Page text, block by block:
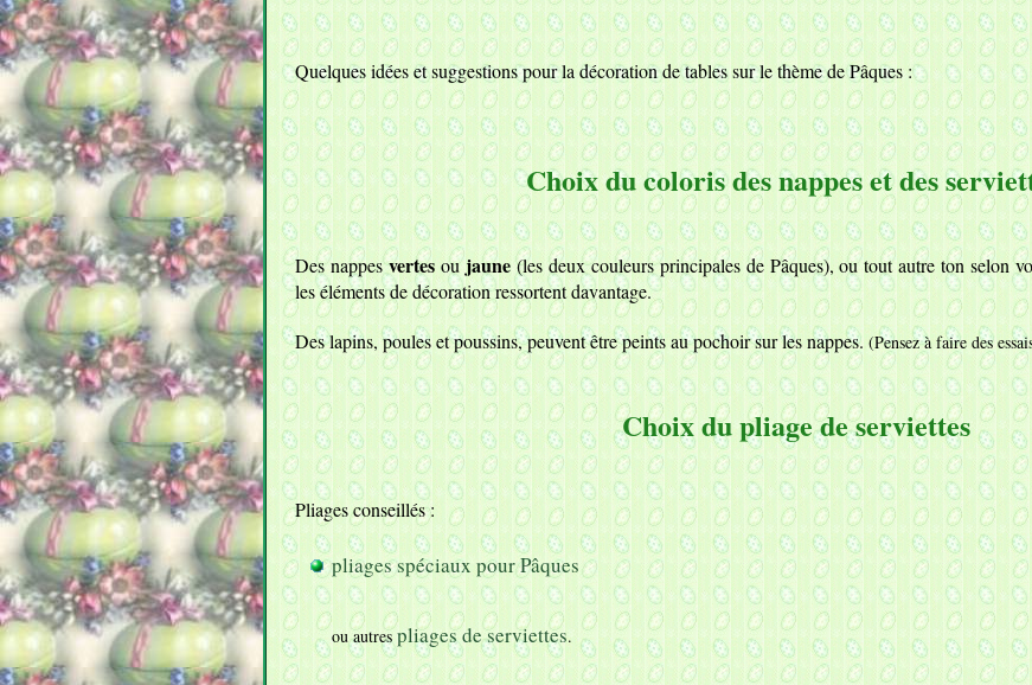
Quelques idées et suggestions pour la décoration de tables sur le thème de Pâques :
Choix du coloris des nappes et des
Des nappesvertesoujaune(les deux couleurs principales de Pâques), ou tout autre ton selon
les éléments de décoration ressortent davantage.
Des lapins, poules et poussins, peuvent être peints au pochoir sur les nappes. (Pensez à faire des
Choix du pliage de serviettes
Pliages conseillés :
pliages spéciaux pour Pâques
ou autrespliages de serviettes.